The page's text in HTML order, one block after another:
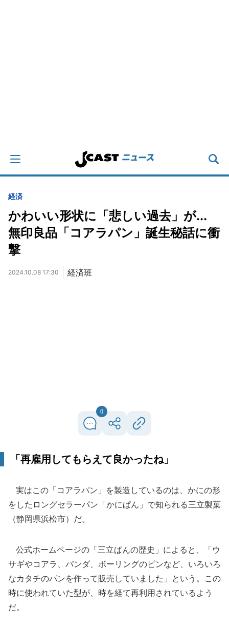
経済
かわいい形状に「悲しい過去」が...
無印良品「コアラパン」誕生秘話に衝
撃
2024.10.08 17:30 経済班
0
「再雇用してもらえて良かったね」
実はこの「コアラパン」を製造しているのは、かにの形
をしたロングセラーパン「かにぱん」で知られる三立製菓
（静岡県浜松市）だ。
公式ホームページの「三立ぱんの歴史」によると、「ウ
サギやコアラ、パンダ、ボーリングのピンなど、いろいろ
なカタチのパンを作って販売していました」という。この
時に使われていた型が、時を経て再利用されているよう
だ。